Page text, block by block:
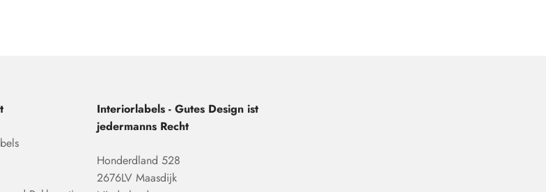
Interiorlabels - Gutes Design ist
jedermanns Recht
Honderdland 528
2676LV Maasdijk